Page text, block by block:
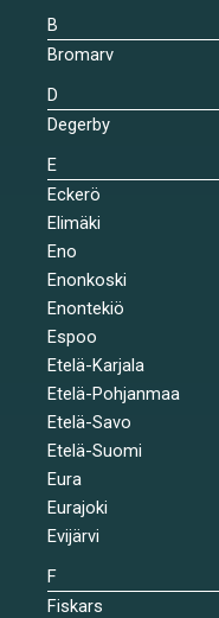
B
Bromarv
D
Degerby
E
Eckerö
Elimäki
Eno
Enonkoski
Enontekiö
Espoo
Etelä-Karjala
Etelä-Pohjanmaa
Etelä-Savo
Etelä-Suomi
Eura
Eurajoki
Evijärvi
F
Fiskars